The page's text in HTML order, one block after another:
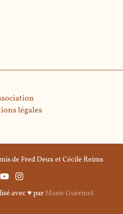
légales
de Fred Deux et Cécile Reims
avec ♥ parMarie Guérinel